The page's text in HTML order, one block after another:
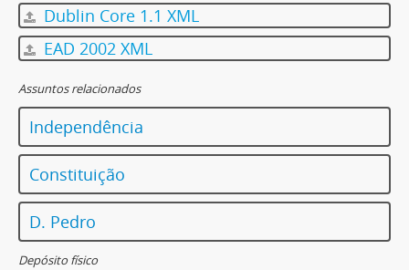
Dublin Core 1.1 XML
EAD 2002 XML
Assuntos relacionados
Independência
Constituição
D. Pedro
Depósito físico